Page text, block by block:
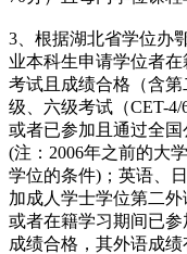
3、根据湖北省学位办
业本科生申请学位者
考试且成绩合格（含
级、六级考试（CET-4/
或者已参加且通过全国
(注：2006年之前的大
学位的条件)；英语、
加成人学士学位第二外
或者在籍学习期间已
成绩合格，其外语成绩